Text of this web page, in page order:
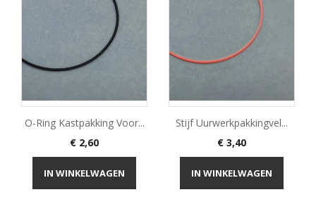
O-Ring Kastpakking Voor...
Prijs
€ 2,60
IN WINKELWAGEN
Stijf Uurwerkpakkingvel...
Prijs
€ 3,40
IN WINKELWAGEN